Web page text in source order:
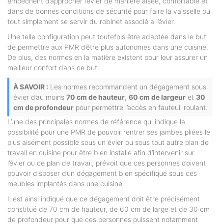
dans de bonnes conditions de sécurité pour faire la vaisselle ou
tout simplement se servir du robinet associé à l’évier.
Une telle configuration peut toutefois être adaptée dans le but
de permettre aux PMR d’être plus autonomes dans une cuisine.
De plus, des normes en la matière existent pour leur assurer un
meilleur confort dans ce but.
À SAVOIR : Les normes recommandent un dégagement sous
évier d’au moins 70 cm de hauteur, 60 cm de largeur et 30
cm de profondeur pour permettre l’accès en fauteuil roulant.
L’une des principales normes de référence qui indique la
possibilité pour une PMR de pouvoir rentrer ses jambes pliées le
plus aisément possible sous un évier ou sous tout autre plan de
travail en cuisine pour être bien installé afin d’intervenir sur
l’évier ou ce plan de travail, prévoit que ces personnes doivent
pouvoir disposer d’un dégagement bien spécifique sous ces
meubles implantés dans une cuisine.
Il est ainsi indiqué que ce dégagement doit être précisément
constitué de 70 cm de hauteur, de 60 cm de large et de 30 cm
de profondeur pour que ces personnes puissent notamment